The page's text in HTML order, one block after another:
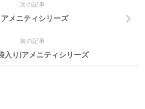
次の記事
アメニティシリーズ
前の記事
入り)アメニティシリーズ